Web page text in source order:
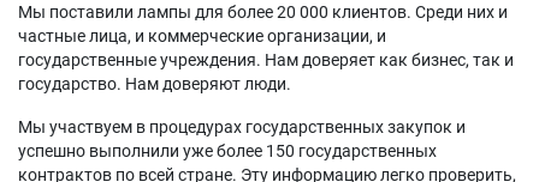
Мы поставили лампы для более 20 000 клиентов. Среди них и
частные лица, и коммерческие организации, и
государственные учреждения. Нам доверяет как бизнес, так и
государство. Нам доверяют люди.
Мы участвуем в процедурах государственных закупок и
успешно выполнили уже более 150 государственных
контрактов по всей стране. Эту информацию легко проверить,